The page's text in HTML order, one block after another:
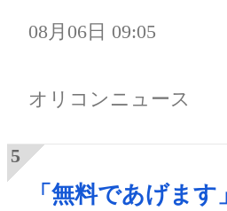
08月06日 09:05
オリコンニュース
「無料であげます